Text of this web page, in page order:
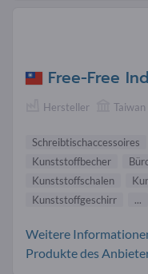
Free-Free
Hersteller Taiwan
Schreibtischaccessoires
Kunststoffbecher
Kunststoffschalen
Kunststoffgeschirr
...
Weitere
Produkte des